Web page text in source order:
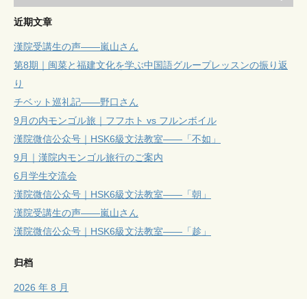
近期文章
漢院受講生の声——嵐山さん
第8期｜闽菜と福建文化を学ぶ中国語グループレッスンの振り返
り
チベット巡礼記——野口さん
9月の内モンゴル旅｜フフホト vs フルンボイル
漢院微信公众号｜HSK6級文法教室——「不如」
9月｜漢院内モンゴル旅行のご案内
6月学生交流会
漢院微信公众号｜HSK6級文法教室——「朝」
漢院受講生の声——嵐山さん
漢院微信公众号｜HSK6級文法教室——「趁」
归档
2026 年 8 月